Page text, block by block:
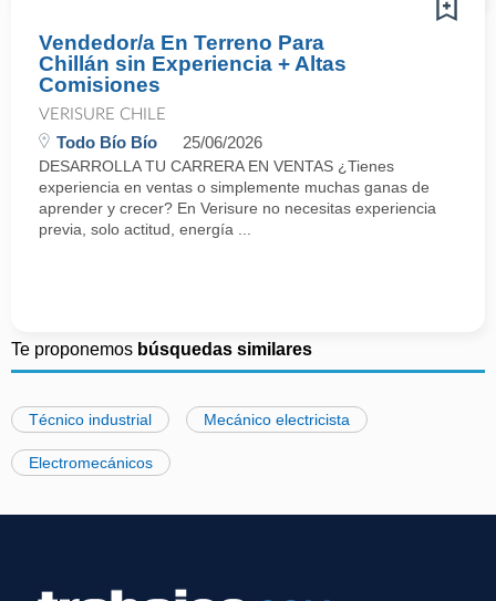
Vendedor/a En Terreno Para
Chillán sin Experiencia + Altas
Comisiones
VERISURE CHILE
Todo Bío Bío 25/06/2026
DESARROLLA TU CARRERA EN VENTAS ¿Tienes
experiencia en ventas o simplemente muchas ganas de
aprender y crecer? En Verisure no necesitas experiencia
previa, solo actitud, energía ...
Te proponemos búsquedas similares
Técnico industrial Mecánico electricista
Electromecánicos